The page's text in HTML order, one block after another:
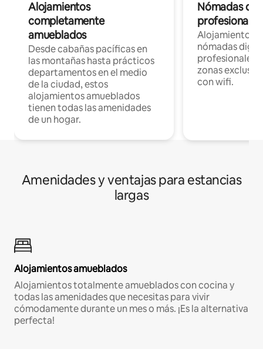
Alojamientos
completamente
amueblados
Desde cabañas pacíficas en
las montañas hasta prácticos
departamentos en el medio
de la ciudad, estos
alojamientos amueblados
tienen todas las amenidades
de un hogar.
Nómadas
Alojamientos
nómadas
profesionales
zonas
con wifi.
Amenidades y ventajas para estancias
largas
Alojamientos amueblados
Alojamientos totalmente amueblados con cocina y
todas las amenidades que necesitas para vivir
cómodamente durante un mes o más. ¡Es la alternativa
perfecta!